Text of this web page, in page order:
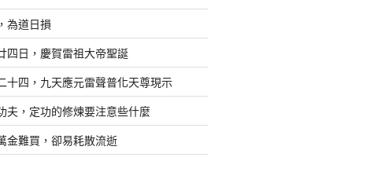
為道日損
四日，慶賀雷祖大帝聖誕
十四，九天應元雷聲普化天尊現示
夫，定功的修煉要注意些什麼
金難買，卻易耗散流逝